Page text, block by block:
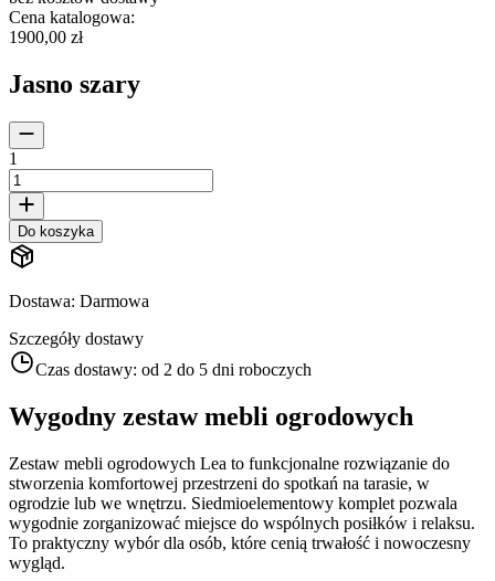
Cena katalogowa:
1900,00 zł
Jasno szary
1
Do koszyka
Dostawa: Darmowa
Szczegóły dostawy
Czas dostawy: od 2 do 5 dni roboczych
Wygodny zestaw mebli ogrodowych
Zestaw mebli ogrodowych Lea to funkcjonalne rozwiązanie do
stworzenia komfortowej przestrzeni do spotkań na tarasie, w
ogrodzie lub we wnętrzu. Siedmioelementowy komplet pozwala
wygodnie zorganizować miejsce do wspólnych posiłków i relaksu.
To praktyczny wybór dla osób, które cenią trwałość i nowoczesny
wygląd.